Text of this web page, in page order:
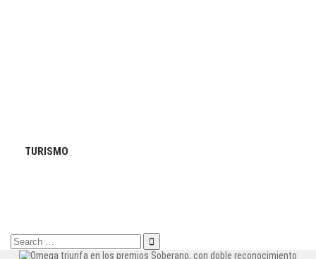
TURISMO
Search
for: